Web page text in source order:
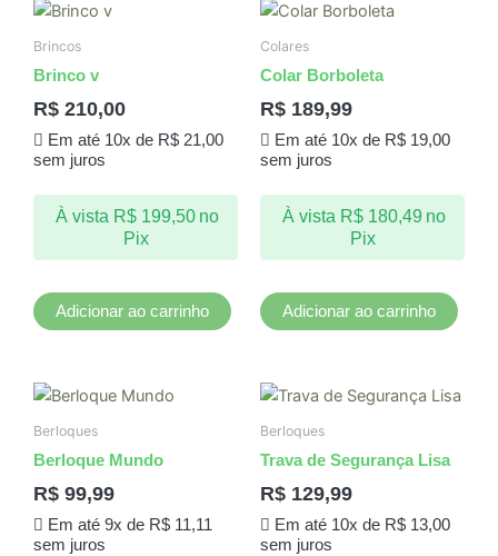
Brincos
Brinco v
R$ 210,00
Em até 10x de R$21,00
sem juros
À vista R$199,50 no
Pix
Adicionar ao carrinho
Colares
Colar Borboleta
R$ 189,99
Em até 10x de R$19,00
sem juros
À vista R$180,49 no
Pix
Adicionar ao carrinho
Berloques
Berloque Mundo
R$ 99,99
Em até 9x de R$11,11
sem juros
Berloques
Trava de Segurança Lisa
R$ 129,99
Em até 10x de R$13,00
sem juros